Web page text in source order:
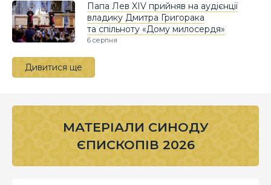
Папа Лев XIV прийняв на аудієнції
владику Дмитра Григорака
та спільноту «Дому милосердя»
6 серпня
Дивитися ще
МАТЕРІАЛИ СИНОДУ
ЄПИСКОПІВ 2026